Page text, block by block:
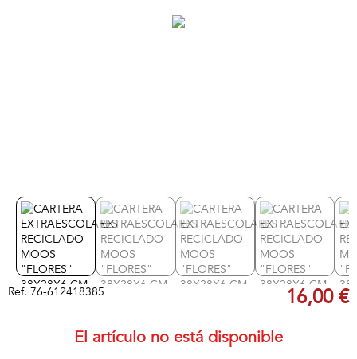
Ref. 76-612418385 16,00 €
El artículo no está disponible